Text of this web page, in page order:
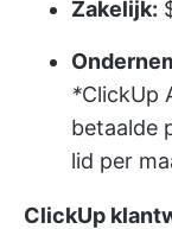
Zakelijk:
*ClickUp
betaalde
lid per
ClickUp